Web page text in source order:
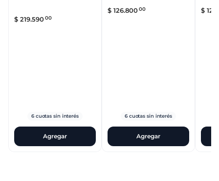
$ 219.59000
6cuotas sin interés
Agregar
$ 126.80000
6cuotas sin interés
Agregar
$ 126